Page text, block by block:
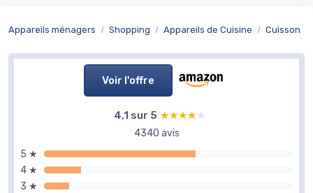
Appareils ménagers Shopping Appareils de Cuisine Cuisson
Voir l'offre
4,1 sur 5 ★★★★★
★★★★★
4340 avis
5 ★
4 ★
3 ★